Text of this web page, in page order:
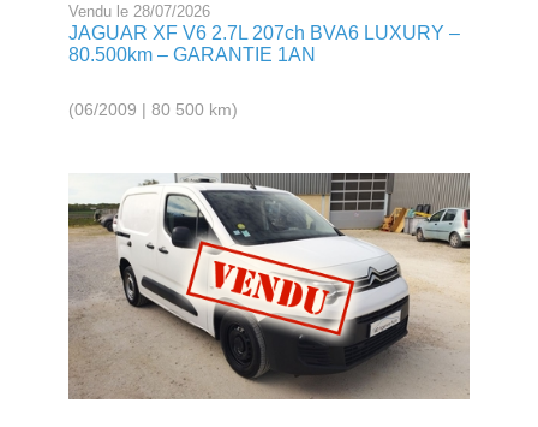
Vendu le 28/07/2026
JAGUAR XF V6 2.7L 207ch BVA6 LUXURY –
80.500km – GARANTIE 1AN
(06/2009 | 80 500 km)